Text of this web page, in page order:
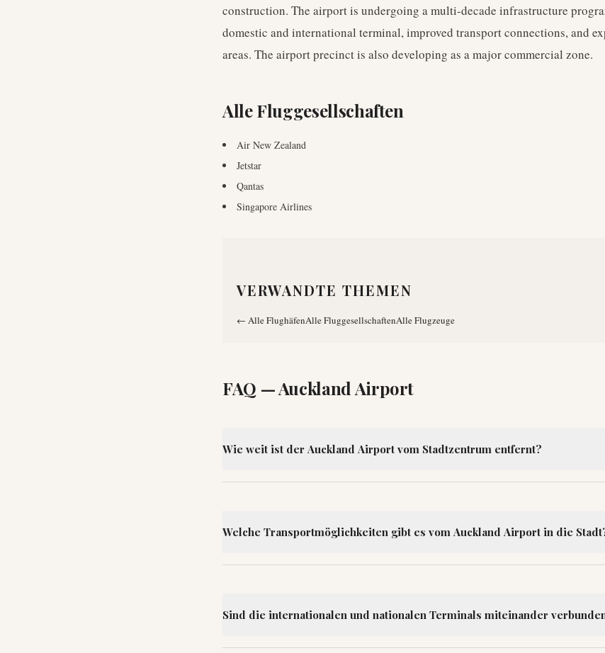
construction. The airport is undergoing a multi-decade infrastructure
domestic and international terminal, improved transport connections, and
areas. The airport precinct is also developing as a major commercial zone.
Alle Fluggesellschaften
Air New Zealand
Jetstar
Qantas
Singapore Airlines
VERWANDTE THEMEN
← Alle FlughäfenAlle FluggesellschaftenAlle Flugzeuge
FAQ —Auckland Airport
Wie weit ist der Auckland Airport vom Stadtzentrum entfernt?
Welche Transportmöglichkeiten gibt es vom Auckland Airport in die
Sind die internationalen und nationalen Terminals miteinander